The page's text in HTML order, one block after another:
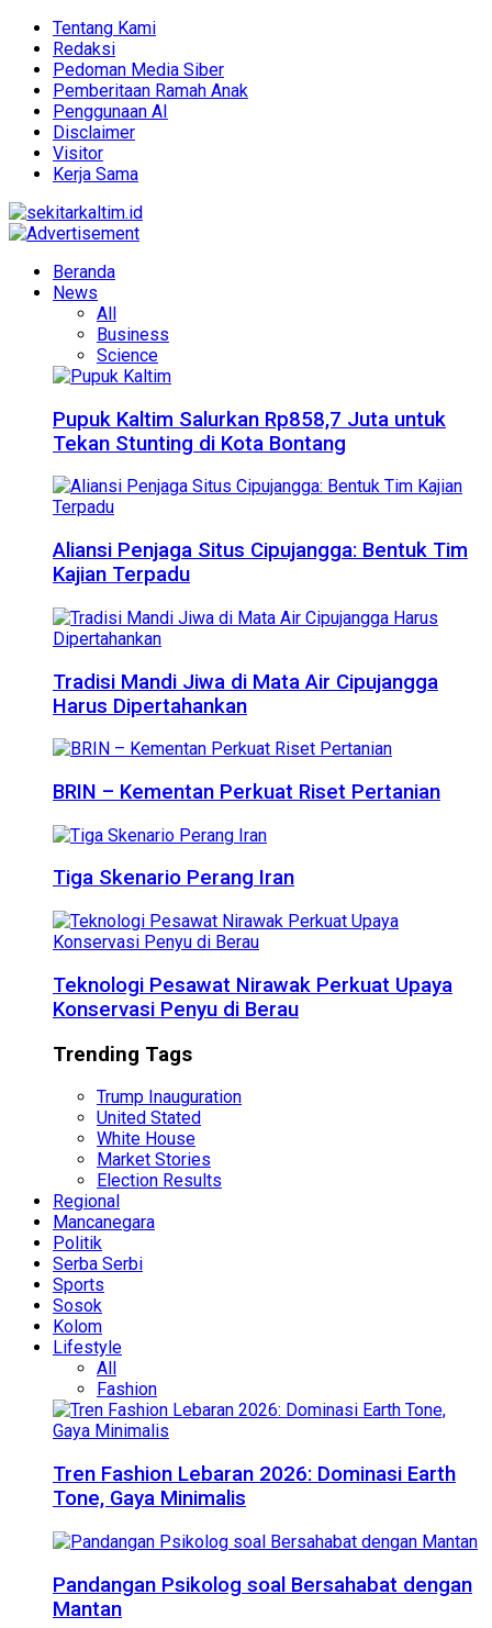
Tentang Kami
Redaksi
Pedoman Media Siber
Pemberitaan Ramah Anak
Penggunaan AI
Disclaimer
Visitor
Kerja Sama
Beranda
News
All
Business
Science
Pupuk Kaltim Salurkan Rp858,7 Juta untuk
Tekan Stunting di Kota Bontang
Aliansi Penjaga Situs Cipujangga: Bentuk Tim
Kajian Terpadu
Tradisi Mandi Jiwa di Mata Air Cipujangga
Harus Dipertahankan
BRIN – Kementan Perkuat Riset Pertanian
Tiga Skenario Perang Iran
Teknologi Pesawat Nirawak Perkuat Upaya
Konservasi Penyu di Berau
Trending Tags
Trump Inauguration
United Stated
White House
Market Stories
Election Results
Regional
Mancanegara
Politik
Serba Serbi
Sports
Sosok
Kolom
Lifestyle
All
Fashion
Tren Fashion Lebaran 2026: Dominasi Earth
Tone, Gaya Minimalis
Pandangan Psikolog soal Bersahabat dengan
Mantan